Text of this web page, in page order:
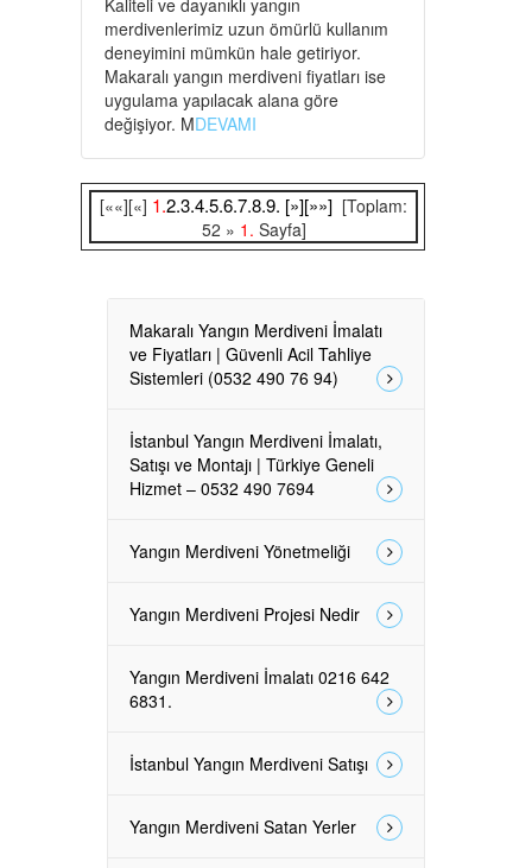
merdivenlerimiz uzun ömürlü kullanım
deneyimini mümkün hale getiriyor.
Makaralı yangın merdiveni fiyatları ise
uygulama yapılacak alana göre
değişiyor. MDEVAMI
[««][«] 1.2.3.4.5.6.7.8.9. [»][»»] [Toplam:
52 » 1. Sayfa]
Makaralı Yangın Merdiveni İmalatı
ve Fiyatları | Güvenli Acil Tahliye
Sistemleri (0532 490 76 94)
İstanbul Yangın Merdiveni İmalatı,
Satışı ve Montajı | Türkiye Geneli
Hizmet – 0532 490 7694
Yangın Merdiveni Yönetmeliği
Yangın Merdiveni Projesi Nedir
Yangın Merdiveni İmalatı 0216 642
6831.
İstanbul Yangın Merdiveni Satışı
Yangın Merdiveni Satan Yerler